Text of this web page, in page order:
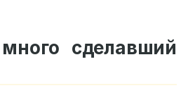
сделавший